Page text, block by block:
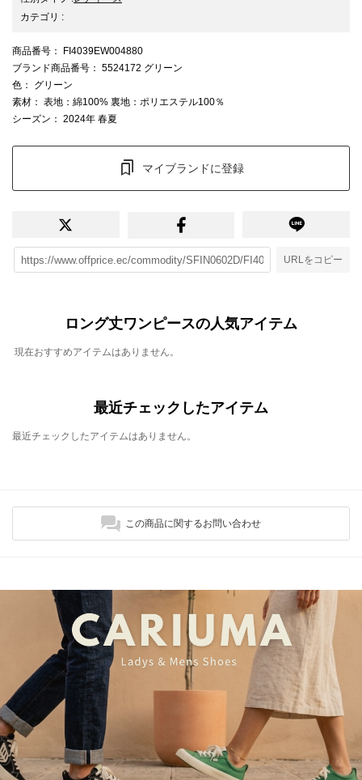
カテゴリ :
商品番号 ： FI4039EW004880
ブランド商品番号 ： 5524172 グリーン
色 ： グリーン
素材 ： 表地：綿100% 裏地：ポリエステル100％
シーズン ： 2024年 春夏
マイブランドに登録
URLをコピー
ロング丈ワンピースの人気アイテム
現在おすすめアイテムはありません。
最近チェックしたアイテム
最近チェックしたアイテムはありません。
この商品に関するお問い合わせ